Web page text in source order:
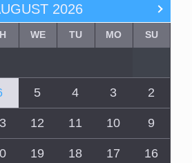
2026
SU
MO
TU
WE
2
3
4
5
9
10
11
12
16
17
18
19